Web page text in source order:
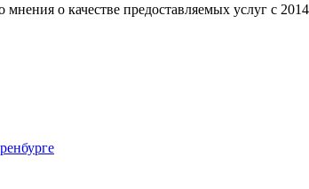
о качестве предоставляемых услуг с